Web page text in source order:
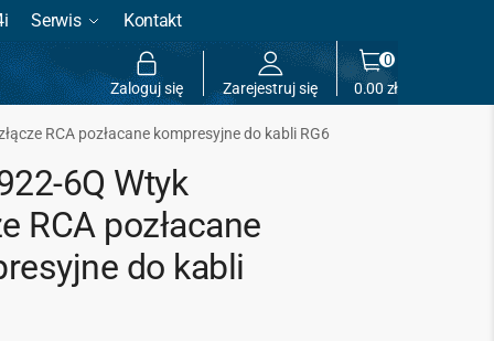
Serwis Kontakt
Zaloguj się Zarejestruj się 0.00zł
0
RCA pozłacane kompresyjne do kabli RG6
6Q Wtyk
RCA pozłacane
do kabli